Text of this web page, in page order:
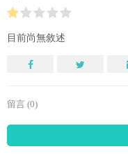
目前尚無敘述
留言 (0)